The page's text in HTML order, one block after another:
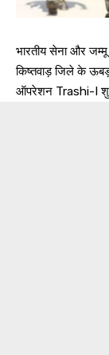
भारतीय सेना और
किष्तवाड़ जिले के
ऑपरेशन Trashi-I